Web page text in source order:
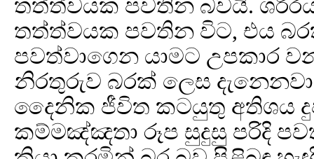
තත්ත්වයක පවතින බවයි.
තත්ත්වයක පවතින විට, එය
පවත්වාගෙන යාමට උපකාර
නිරතුරුව බරක් ලෙස
දෛනික ජීවිත කටයුතු අතිශය
කම්මඤ්ඤතා රූප සුදුසු පරිදි